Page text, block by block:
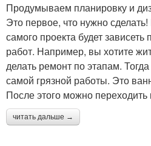
Продумываем планировку и
Это первое, что нужно
самого проекта будет зависеть
работ. Например, вы хотите
делать ремонт по этапам.
самой грязной работы. Это
После этого можно
читать дальше →